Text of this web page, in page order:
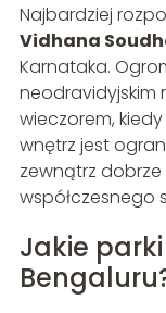
Najbardziej
Vidhana
Karnataka.
neodravidyjskim
wieczorem,
wnętrz jest
zewnątrz
współczesnego
Jakie